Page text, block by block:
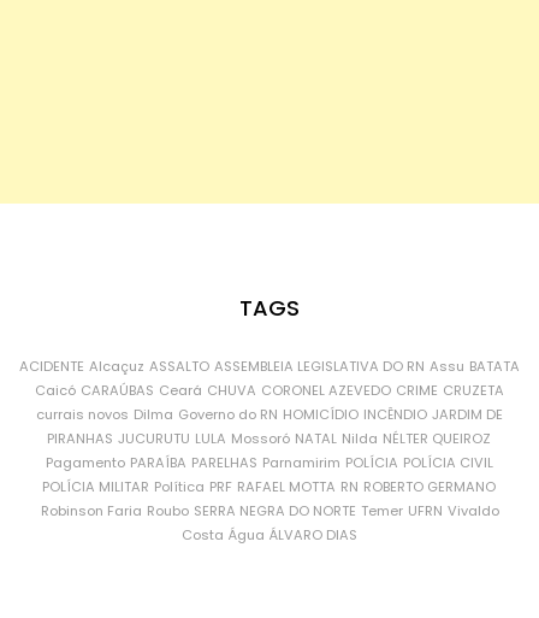
TAGS
ACIDENTE Alcaçuz ASSALTO ASSEMBLEIA LEGISLATIVA DO RN Assu BATATA
Caicó CARAÚBAS Ceará CHUVA CORONEL AZEVEDO CRIME CRUZETA
currais novos Dilma Governo do RN HOMICÍDIO INCÊNDIO JARDIM DE
PIRANHAS JUCURUTU LULA Mossoró NATAL Nilda NÉLTER QUEIROZ
Pagamento PARAÍBA PARELHAS Parnamirim POLÍCIA POLÍCIA CIVIL
POLÍCIA MILITAR Política PRF RAFAEL MOTTA RN ROBERTO GERMANO
Robinson Faria Roubo SERRA NEGRA DO NORTE Temer UFRN Vivaldo
Costa Água ÁLVARO DIAS